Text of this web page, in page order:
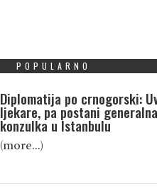
POPULARNO
Diplomatija po crnogorski:
ljekare, pa postani generalna
konzulka u Istanbulu
(more…)